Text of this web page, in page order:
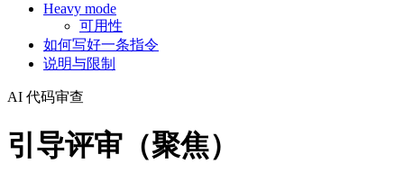
Heavy mode
可用性
如何写好一条指令
说明与限制
AI 代码审查
引导评审（聚焦）